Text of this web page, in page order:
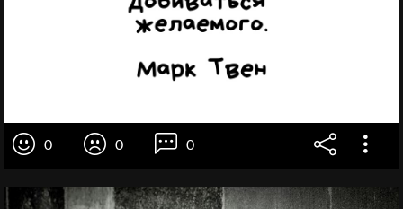
0 0 0